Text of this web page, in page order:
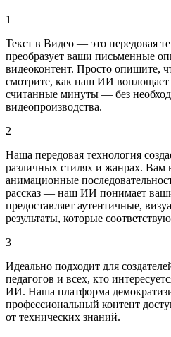
1
Текст в Видео — это передовая
преобразует ваши письменные
видеоконтент. Просто опишите,
смотрите, как наш ИИ
считанные минуты — без
видеопроизводства.
2
Наша передовая технология
различных стилях и жанрах.
анимационные
рассказ — наш ИИ понимает
предоставляет аутентичные,
результаты, которые
3
Идеально подходит для
педагогов и всех, кто
ИИ. Наша платформа
профессиональный контент
от технических знаний.